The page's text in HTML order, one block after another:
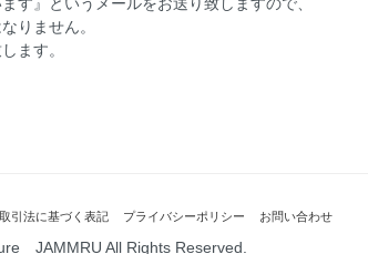
りません。
ます。
引法に基づく表記 プライバシーポリシー お問い合わせ
JAMMRU All Rights Reserved.